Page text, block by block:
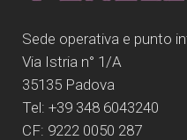
Sede operativa e punto
Via Istria n° 1/A
35135 Padova
Tel: +39 348 6043240
CF: 9222 0050 287